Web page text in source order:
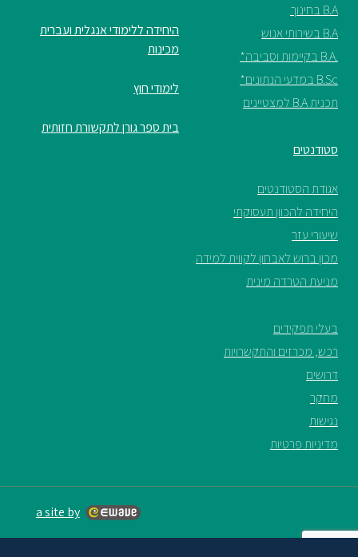
B.A בחינוך
B.A בשירותי אנוש
.B.A בקיימות וסביבה*
B.Sc במדעי הנתונים*
תכנית B.A למצטיינים
היחידה ללימודי אנגלית ועברית
מכינות
לימודי חוץ
בית ספר גורן לתקשורת חזותית
סטודנטים
אגודת הסטודנטים
היחידה להכוון תעסוקתי
שיעורי עזר
מכון ברוש לאבחון לקווית למידה
מניעת הטרדה מינית
בעלי תפקידים
רכש, מכרזים והתקשרויות
דרושים
מחקר
נגישות
מדיניות פרטיות
a site by